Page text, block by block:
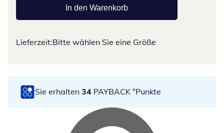
In den Warenkorb
Lieferzeit:Bitte wählen Sie eine Größe
Sie erhalten 34 PAYBACK °Punkte